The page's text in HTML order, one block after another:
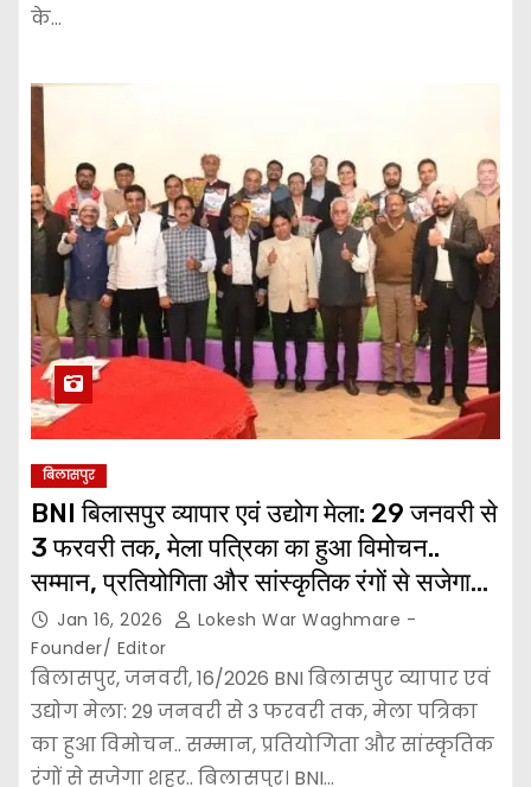
के…
बिलासपुर
BNI बिलासपुर व्यापार एवं उद्योग मेला: 29 जनवरी से
3 फरवरी तक, मेला पत्रिका का हुआ विमोचन..
सम्मान, प्रतियोगिता और सांस्कृतिक रंगों से सजेगा
शहर..Jan 16, 2026
Lokesh War Waghmare -
Founder/ Editor
बिलासपुर, जनवरी, 16/2026 BNI बिलासपुर व्यापार एवं
उद्योग मेला: 29 जनवरी से 3 फरवरी तक, मेला पत्रिका
का हुआ विमोचन.. सम्मान, प्रतियोगिता और सांस्कृतिक
रंगों से सजेगा शहर.. बिलासपुर। BNI…